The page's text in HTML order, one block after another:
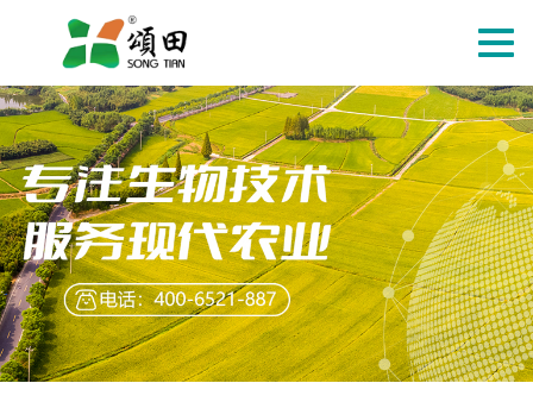
切
导
航